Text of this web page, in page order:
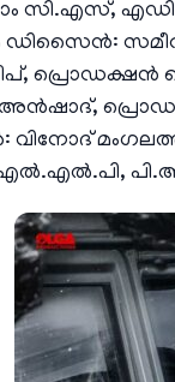
ഡിസൈൻ:
വിനോദ്
എൽ.എൽ.പി,